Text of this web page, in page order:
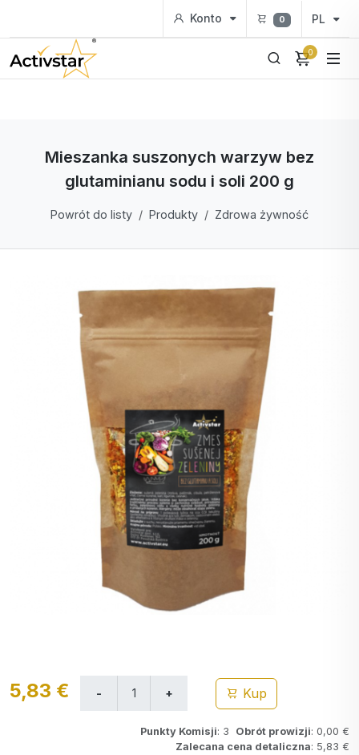
Konto 0 PL
0
Mieszanka suszonych warzyw bez
glutaminianu sodu i soli 200 g
Powrót do listy Produkty Zdrowa żywność
5,83 € Kup
Punkty Komisji: 3 Obrót prowizji: 0,00 €
Zalecana cena detaliczna: 5,83 €